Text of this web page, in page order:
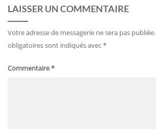
LAISSER UN COMMENTAIRE
Votre adresse de messagerie ne sera pas publiée.
obligatoires sont indiqués avec*
Commentaire*